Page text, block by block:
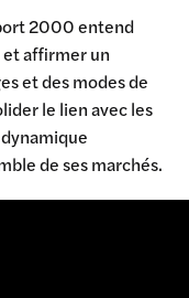
2000 entend
affirmer un
et des modes de
le lien avec les
de ses marchés.